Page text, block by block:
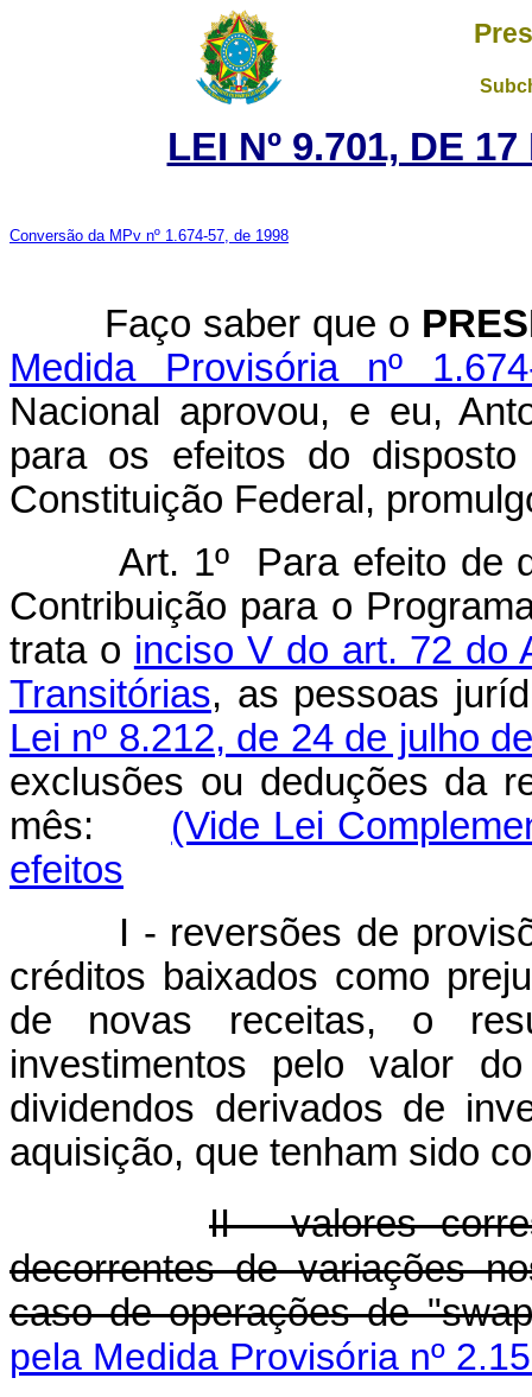
LEI Nº 9.701, DE
Conversão da MPv nº 1.674-57, de 1998
Faço saber que o
Medida Provisória nº
Nacional aprovou, e eu,
para os efeitos do
Constituição Federal,
Art. 1º Para efeito de
Contribuição para o
trata o inciso V do art. 72 do
Transitórias, as pessoas
Lei nº 8.212, de 24 de julho
exclusões ou deduções da
mês: (Vide Lei
efeitos
I - reversões de
créditos baixados como
de novas receitas, o
investimentos pelo valor
dividendos derivados de
aquisição, que tenham sido
II - valores
decorrentes de variações
caso de operações de
pela Medida Provisória nº